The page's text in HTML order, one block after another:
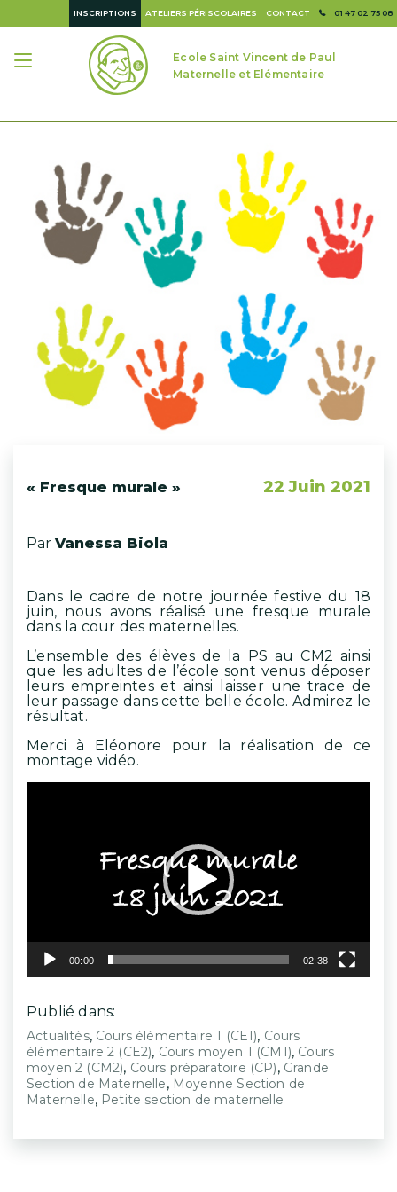
01 47 02 75 08
CONTACT
ATELIERS PÉRISCOLAIRES
INSCRIPTIONS
Ecole Saint Vincent de Paul
Maternelle et Elémentaire
« Fresque murale » 22 Juin 2021
Par Vanessa Biola
Dans le cadre de notre journée festive du 18
juin, nous avons réalisé une fresque murale
dans la cour des maternelles.
L’ensemble des élèves de la PS au CM2 ainsi
que les adultes de l’école sont venus déposer
leurs empreintes et ainsi laisser une trace de
leur passage dans cette belle école. Admirez le
résultat.
Merci à Eléonore pour la réalisation de ce
montage vidéo.
00:00 02:38
Publié dans:
Actualités, Cours élémentaire 1 (CE1), Cours
élémentaire 2 (CE2), Cours moyen 1 (CM1), Cours
moyen 2 (CM2), Cours préparatoire (CP), Grande
Section de Maternelle, Moyenne Section de
Maternelle, Petite section de maternelle